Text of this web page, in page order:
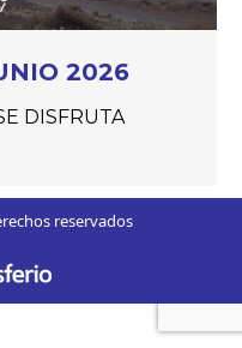
2026
DISFRUTA
reservados